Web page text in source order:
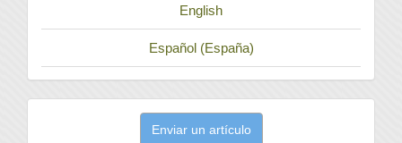
English
Español (España)
Enviar un artículo